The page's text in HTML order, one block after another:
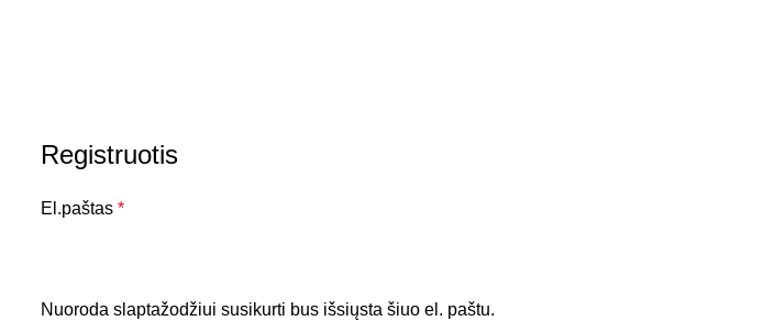
Registruotis
El.paštas *
Nuoroda slaptažodžiui susikurti bus išsiųsta šiuo el. paštu.